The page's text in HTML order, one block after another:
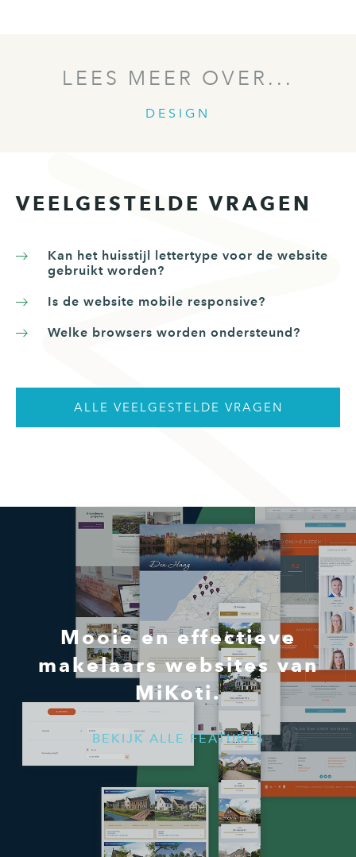
LEES MEER OVER...
DESIGN
VEELGESTELDE VRAGEN
Kan het huisstijl lettertype voor de website
gebruikt worden?
Is de website mobile responsive?
Welke browsers worden ondersteund?
ALLE VEELGESTELDE VRAGEN
Mooie en effectieve
makelaars websites van
MiKoti.
BEKIJK ALLE FEATURES